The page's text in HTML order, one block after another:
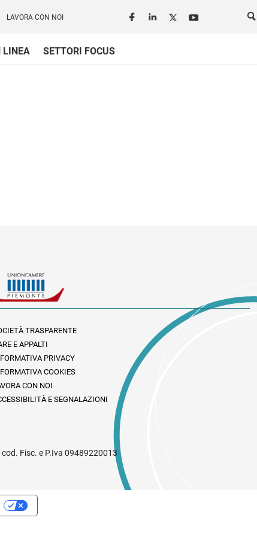
LAVORA CON NOI Seguici in rete
LINEA
SETTORI FOCUS
TRASPARENTE
E APPALTI
PRIVACY
COOKIES
CON NOI
E SEGNALAZIONI
Fisc. e P.Iva 09489220013